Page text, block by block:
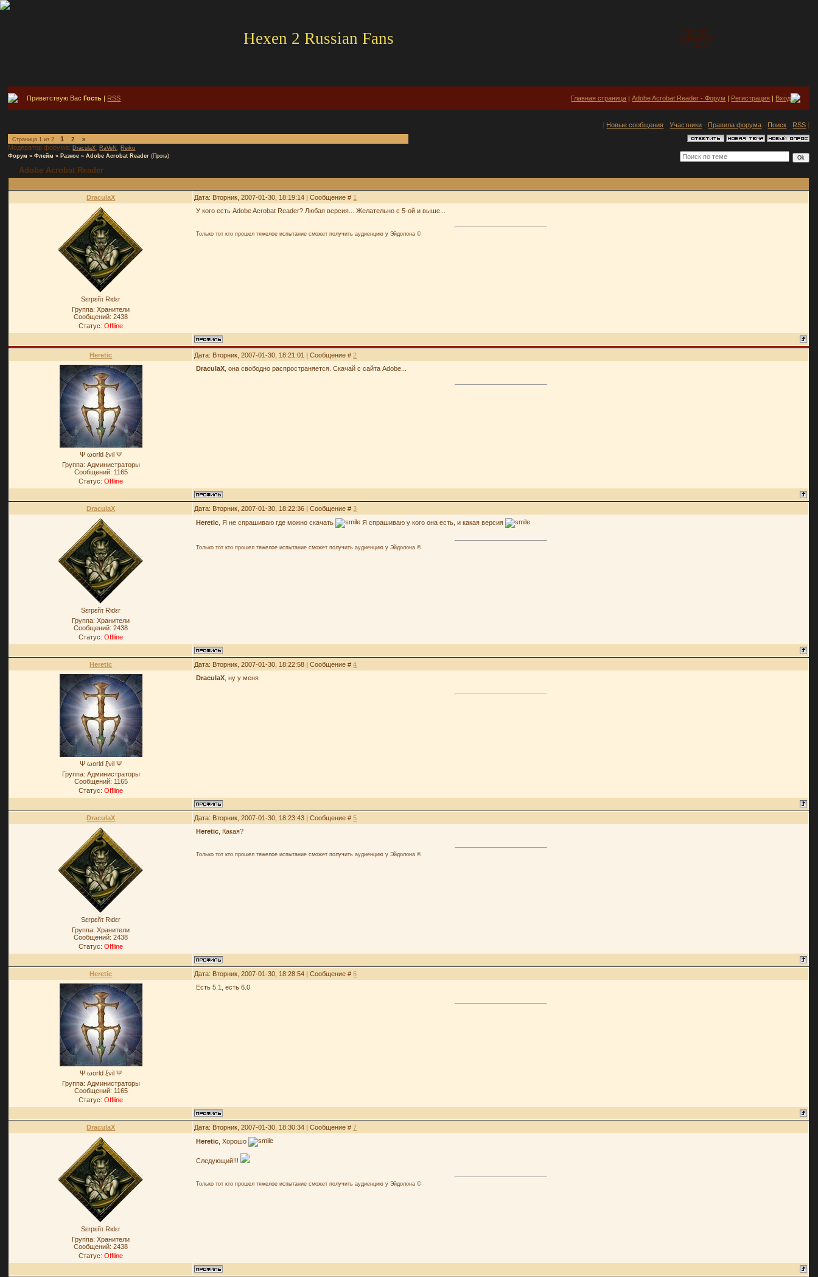
Hexen 2 Russian Fans
Четверг
2026-08-06
19:34:32
Приветствую ВасГость | RSS Главная страница |Adobe Acrobat Reader - Форум | Регистрация | Вход
[ Новые сообщения ·Участники · Правила форума · Поиск · RSS ]
Страница 1 из2 1 2 »
Модератор форума:DraculaX ,RaVeN ,Reiko
Форум » Флейм » Разное » Adobe Acrobat Reader (Прога)
Adobe Acrobat Reader
DraculaX Дата: Вторник, 2007-01-30, 18:19:14 | Сообщение # 1
Sεrpεñτ Rιdεr
Группа: Хранители
Сообщений:2438
Статус:Offline
У кого есть Adobe Acrobat Reader? Любая версия... Желательно с 5-ой и выше...
Только тот кто прошел тяжелое испытание сможет получить аудиенцию у Эйдолона ©
Heretic Дата: Вторник, 2007-01-30, 18:21:01 | Сообщение #2
Ψ ωοrld ξνil Ψ
Группа: Администраторы
Сообщений: 1165
Статус:Offline
DraculaX , она свободно распространяется. Скачай с сайта Adobe...
DraculaX Дата: Вторник, 2007-01-30, 18:22:36 | Сообщение #3
Sεrpεñτ Rιdεr
Группа: Хранители
Сообщений:2438
Статус:Offline
Heretic , Я не спрашиваю где можно скачать Я спрашиваю у кого она есть, и какая версия
Только тот кто прошел тяжелое испытание сможет получить аудиенцию у Эйдолона ©
Heretic Дата: Вторник, 2007-01-30, 18:22:58 | Сообщение #4
Ψ ωοrld ξνil Ψ
Группа: Администраторы
Сообщений: 1165
Статус:Offline
DraculaX , ну у меня
DraculaX Дата: Вторник, 2007-01-30, 18:23:43 | Сообщение #5
Sεrpεñτ Rιdεr
Группа: Хранители
Сообщений:2438
Статус:Offline
Heretic , Какая?
Только тот кто прошел тяжелое испытание сможет получить аудиенцию у Эйдолона ©
Heretic Дата: Вторник, 2007-01-30, 18:28:54 | Сообщение #6
Ψ ωοrld ξνil Ψ
Группа: Администраторы
Сообщений: 1165
Статус:Offline
Есть 5.1, есть 6.0
DraculaX Дата: Вторник, 2007-01-30, 18:30:34 | Сообщение #7
Sεrpεñτ Rιdεr
Группа: Хранители
Сообщений:2438
Статус:Offline
Heretic , Хорошо
Следующий!!!
Только тот кто прошел тяжелое испытание сможет получить аудиенцию у Эйдолона ©